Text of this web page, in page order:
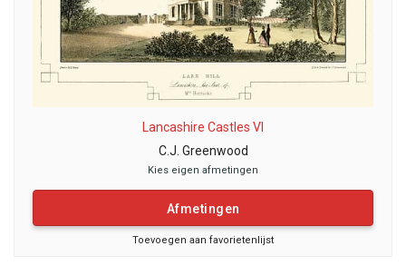
Lancashire Castles VI
C.J. Greenwood
Kies eigen afmetingen
Afmetingen
Toevoegen aan favorietenlijst